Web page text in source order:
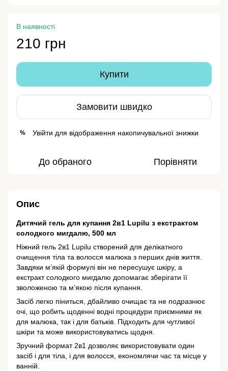
В наявності
210 грн
Купити
Замовити швидко
% Увійти для відображення накопичувальної знижки
До обраного Порівняти
Опис
Дитячий гель для купання 2в1 Lupilu з екстрактом
солодкого мигдалю, 500 мл
Ніжний гель 2в1 Lupilu створений для делікатного
очищення тіла та волосся малюка з перших днів життя.
Завдяки м’якій формулі він не пересушує шкіру, а
екстракт солодкого мигдалю допомагає зберігати її
зволоженою та м’якою після купання.
Засіб легко піниться, дбайливо очищає та не подразнює
очі, що робить щоденні водні процедури приємними як
для малюка, так і для батьків. Підходить для чутливої
шкіри та може використовуватись щодня.
Зручний формат 2в1 дозволяє використовувати один
засіб і для тіла, і для волосся, економлячи час та місце у
ванній.